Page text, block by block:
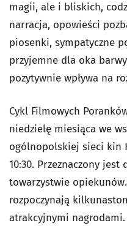
magii, ale i bliskich,
narracja, opowieści
piosenki, sympatyczne
przyjemne dla oka
pozytywnie wpływa na
Cykl Filmowych
niedzielę miesiąca we
ogólnopolskiej sieci kin
10:30. Przeznaczony
towarzystwie
rozpoczynają
atrakcyjnymi nagrodami.